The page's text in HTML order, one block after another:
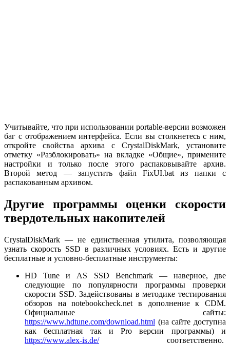
Учитывайте, что при использовании portable-версии возможен
баг с отображением интерфейса. Если вы столкнетесь с ним,
откройте свойства архива с CrystalDiskMark, установите
отметку «Разблокировать» на вкладке «Общие», примените
настройки и только после этого распаковывайте архив.
Второй метод — запустить файл FixUI.bat из папки с
распакованным архивом.
Другие программы оценки скорости
твердотельных накопителей
CrystalDiskMark — не единственная утилита, позволяющая
узнать скорость SSD в различных условиях. Есть и другие
бесплатные и условно-бесплатные инструменты:
HD Tune и AS SSD Benchmark — наверное, две
следующие по популярности программы проверки
скорости SSD. Задействованы в методике тестирования
обзоров на notebookcheck.net в дополнение к CDM.
Официальные сайты:
https://www.hdtune.com/download.html (на сайте доступна
как бесплатная так и Pro версии программы) и
https://www.alex-is.de/соответственно.